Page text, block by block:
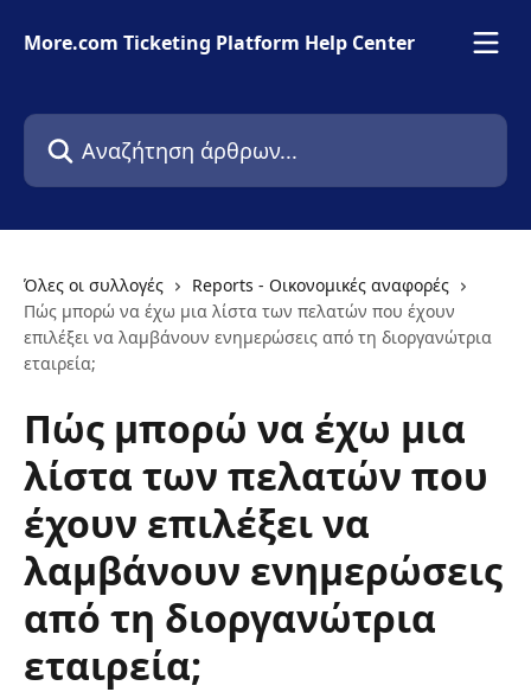
More.com Ticketing Platform Help Center
Αναζήτηση άρθρων...
Όλες οι συλλογές
Reports - Οικονομικές αναφορές
Πώς μπορώ να έχω μια λίστα των πελατών που έχουν
επιλέξει να λαμβάνουν ενημερώσεις από τη διοργανώτρια
εταιρεία;
Πώς μπορώ να έχω μια
λίστα των πελατών που
έχουν επιλέξει να
λαμβάνουν ενημερώσεις
από τη διοργανώτρια
εταιρεία;